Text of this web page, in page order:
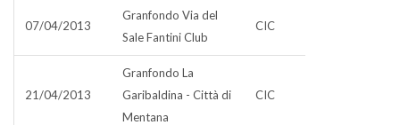
07/04/2013
Granfondo Via del
Sale Fantini Club
CIC
21/04/2013
Granfondo La
Garibaldina - Città di
Mentana
CIC